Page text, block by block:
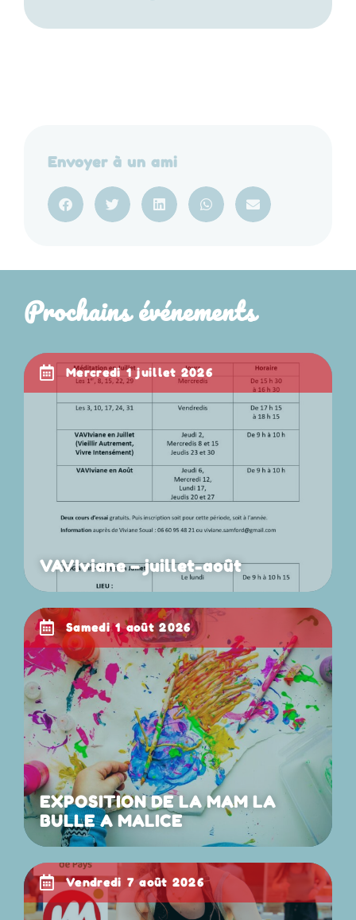
Envoyer à un ami
Prochains événements
mercredi 1 juillet 2026
VAVIviane – juillet-août
samedi 1 août 2026
EXPOSITION DE LA MAM LA
BULLE A MALICE
vendredi 7 août 2026